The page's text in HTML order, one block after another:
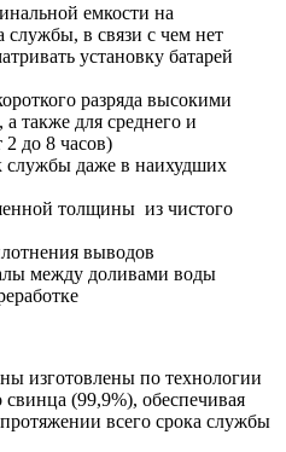
емкости на
службы, в связи с чем нет
установку батарей
разряда высокими
также для среднего и
2 до 8 часов)
даже в наихудших
толщины из чистого
выводов
между доливами воды
изготовлены по технологии
свинца (99,9%), обеспечивая
всего срока службы